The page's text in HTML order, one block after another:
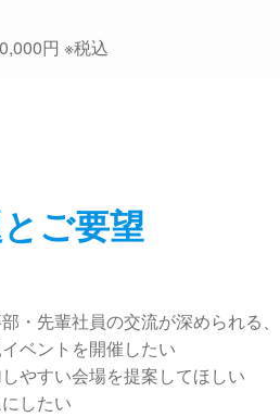
円 ※税込
ご要望
・先輩社員の交流が深められる、
ベントを開催したい
やすい会場を提案してほしい
したい